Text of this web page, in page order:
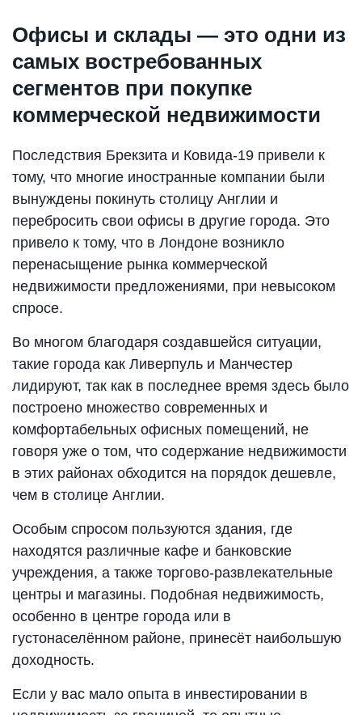
Офисы и склады — это одни из
самых востребованных
сегментов при покупке
коммерческой недвижимости
Последствия Брекзита и Ковида-19 привели к
тому, что многие иностранные компании были
вынуждены покинуть столицу Англии и
перебросить свои офисы в другие города. Это
привело к тому, что в Лондоне возникло
перенасыщение рынка коммерческой
недвижимости предложениями, при невысоком
спросе.
Во многом благодаря создавшейся ситуации,
такие города как Ливерпуль и Манчестер
лидируют, так как в последнее время здесь было
построено множество современных и
комфортабельных офисных помещений, не
говоря уже о том, что содержание недвижимости
в этих районах обходится на порядок дешевле,
чем в столице Англии.
Особым спросом пользуются здания, где
находятся различные кафе и банковские
учреждения, а также торгово-развлекательные
центры и магазины. Подобная недвижимость,
особенно в центре города или в
густонаселённом районе, принесёт наибольшую
доходность.
Если у вас мало опыта в инвестировании в